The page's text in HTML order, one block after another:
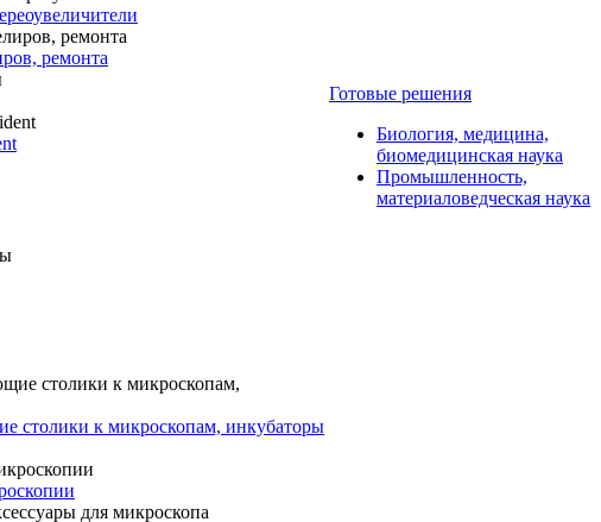
ремонта
столики к микроскопам, инкубаторы
Готовые решения
Биология, медицина,
биомедицинская наука
Промышленность,
материаловедческая наука